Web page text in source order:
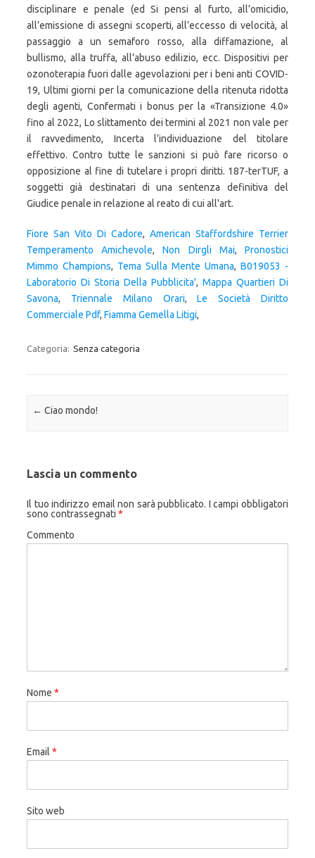
Fiore San Vito Di Cadore, American Staffordshire Terrier
Temperamento Amichevole,Non Dirgli Mai,Pronostici
Mimmo Champions, Tema Sulla Mente Umana, B019053 -
Laboratorio Di Storia Della Pubblicita', Mappa Quartieri Di
Savona, Triennale Milano Orari,Le Società Diritto
Commerciale Pdf, Fiamma Gemella Litigi,
Categoria: Senza categoria
Navigazione articolo
← Ciao mondo!
Lascia un commento
Il tuo indirizzo email non sarà pubblicato. I campi obbligatori
sono contrassegnati *
Commento
Nome *
Email *
Sito web